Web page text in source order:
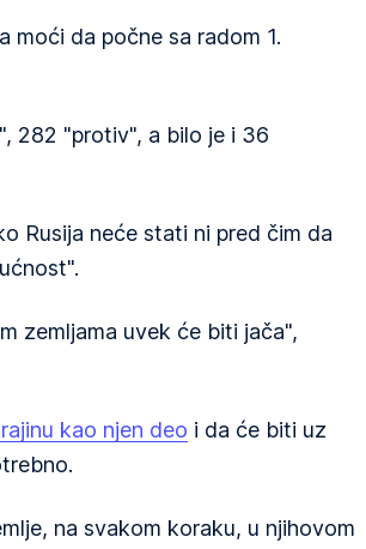
moći da počne sa radom 1.
282 "protiv", a bilo je i 36
Rusija neće stati ni pred čim da
zemljama uvek će biti jača",
kao njen deo i da će biti uz
na svakom koraku, u njihovom